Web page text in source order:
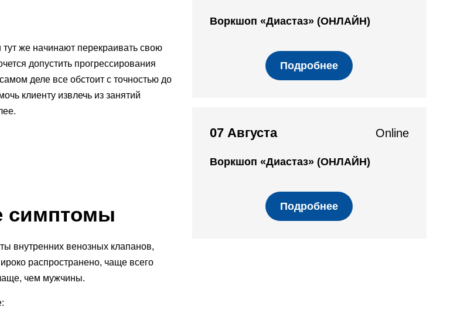
же начинают перекраивать свою
допустить прогрессирования
деле все обстоит с точностью до
клиенту извлечь из занятий
симптомы
внутренних венозных клапанов,
распространено, чаще всего
чем мужчины.
Воркшоп «Диастаз» (ОНЛАЙН)
Подробнее
07 Августа Online
Воркшоп «Диастаз» (ОНЛАЙН)
Подробнее